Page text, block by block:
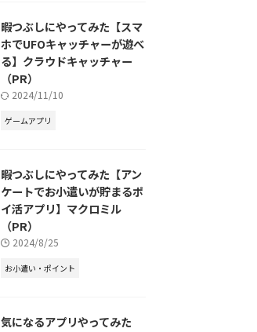
暇つぶしにやってみた【スマ
ホでUFOキャッチャーが遊べ
る】クラウドキャッチャー
（PR）
2024/11/10
ゲームアプリ
暇つぶしにやってみた【アン
ケートでお小遣いが貯まるポ
イ活アプリ】マクロミル
（PR）
2024/8/25
お小遣い・ポイント
気になるアプリやってみた